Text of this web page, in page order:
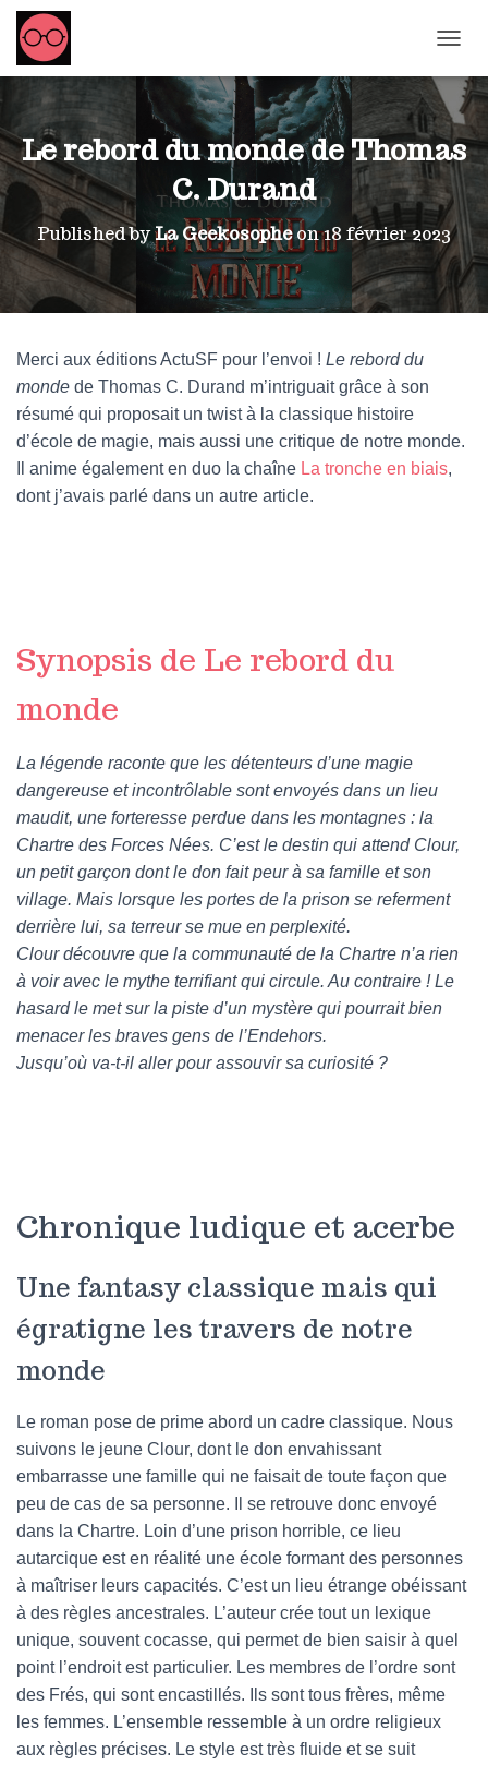
Le rebord du monde de Thomas
C. Durand
Published byLa Geekosopheon18 février 2023
Merci aux éditions ActuSF pour l’envoi ! Le rebord du
monde de Thomas C. Durand m’intriguait grâce à son
résumé qui proposait un twist à la classique histoire
d’école de magie, mais aussi une critique de notre monde.
Il anime également en duo la chaîne La tronche en biais,
dont j’avais parlé dans un autre article.
Synopsis de Le rebord du
monde
La légende raconte que les détenteurs d’une magie
dangereuse et incontrôlable sont envoyés dans un lieu
maudit, une forteresse perdue dans les montagnes : la
Chartre des Forces Nées. C’est le destin qui attend Clour,
un petit garçon dont le don fait peur à sa famille et son
village. Mais lorsque les portes de la prison se referment
derrière lui, sa terreur se mue en perplexité.
Clour découvre que la communauté de la Chartre n’a rien
à voir avec le mythe terrifiant qui circule. Au contraire ! Le
hasard le met sur la piste d’un mystère qui pourrait bien
menacer les braves gens de l’Endehors.
Jusqu’où va-t-il aller pour assouvir sa curiosité ?
Chronique ludique et acerbe
Une fantasy classique mais qui
égratigne les travers de notre
monde
Le roman pose de prime abord un cadre classique. Nous
suivons le jeune Clour, dont le don envahissant
embarrasse une famille qui ne faisait de toute façon que
peu de cas de sa personne. Il se retrouve donc envoyé
dans la Chartre. Loin d’une prison horrible, ce lieu
autarcique est en réalité une école formant des personnes
à maîtriser leurs capacités. C’est un lieu étrange obéissant
à des règles ancestrales. L’auteur crée tout un lexique
unique, souvent cocasse, qui permet de bien saisir à quel
point l’endroit est particulier. Les membres de l’ordre sont
des Frés, qui sont encastillés. Ils sont tous frères, même
les femmes. L’ensemble ressemble à un ordre religieux
aux règles précises. Le style est très fluide et se suit